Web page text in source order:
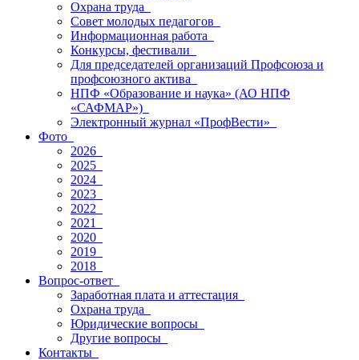
Охрана труда
Совет молодых педагогов
Информационная работа
Конкурсы, фестивали
Для председателей организаций Профсоюза и
профсоюзного актива
НПФ «Образование и наука» (АО НПФ
«САФМАР»)
Электронный журнал «ПрофВести»
Фото
2026
2025
2024
2023
2022
2021
2020
2019
2018
Вопрос-ответ
Заработная плата и аттестация
Охрана труда
Юридические вопросы
Другие вопросы
Контакты